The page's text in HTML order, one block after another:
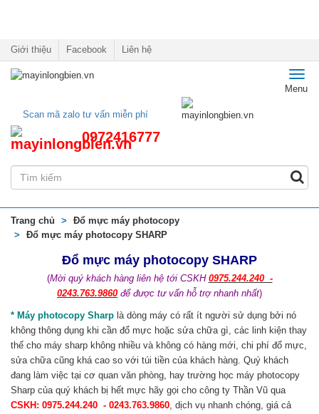
Giới thiệu Facebook Liên hệ
Menu
Scan mã zalo tư vấn miễn phí
0972416777
Trang chủ
Đổ mực máy photocopy
Đổ mực máy photocopy SHARP
Đổ mực máy photocopy SHARP
(Mời quý khách hàng liên hệ tới CSKH 0975.244.240 -
0243.763.9860 để được tư vấn hỗ trợ nhanh nhất)
* Máy photocopy Sharp là dòng máy có rất ít người sử dụng bởi nó
không thông dụng khi cần đổ mực hoặc sửa chữa gì, các linh kiện thay
thế cho máy sharp không nhiều và không có hàng mới, chi phí đổ mực,
sửa chữa cũng khá cao so với túi tiền của khách hàng. Quý khách
đang làm việc tại cơ quan văn phòng, hay trường học máy photocopy
Sharp của quý khách bị hết mực hãy gọi cho công ty Thần Vũ qua
CSKH: 0975.244.240 - 0243.763.9860, dịch vụ nhanh chóng, giá cả